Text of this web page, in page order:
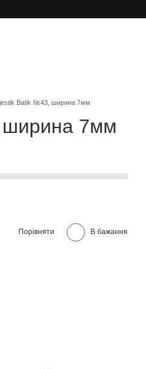
Batik №43, ширина 7мм
ширина 7мм
Порівняти В бажання